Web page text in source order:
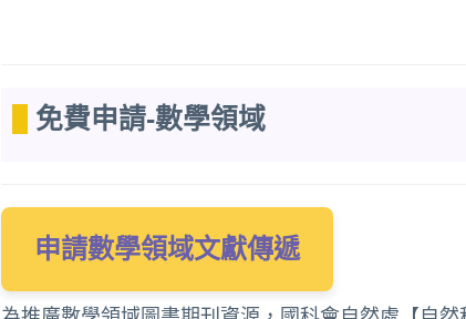
免費申請-數學領域
申請數學領域文獻傳遞